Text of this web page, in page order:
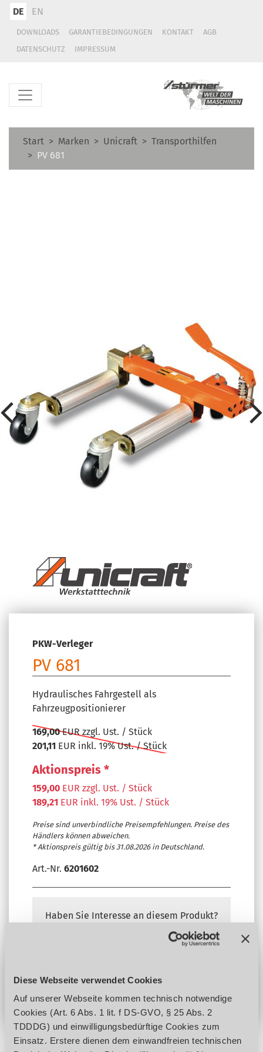
Diese Webseite verwendet Cookies
Auf unserer Webseite kommen technisch notwendige
Cookies (Art. 6 Abs. 1 lit. f DS-GVO, § 25 Abs. 2
TDDDG) und einwilligungsbedürftige Cookies zum
Einsatz. Erstere dienen dem einwandfreien technischen
DE EN
DOWNLOADS GARANTIEBEDINGUNGEN KONTAKT
AGB
DATENSCHUTZ
IMPRESSUM
Start Marken Unicraft
Transporthilfen
PV 681
PKW-Verleger
PV 681
Hydraulisches Fahrgestell als
Fahrzeugpositionierer
169,00EUR zzgl. Ust. / Stück
201,11 EUR inkl. 19% Ust. / Stück
Aktionspreis *
159,00 EUR zzgl. Ust. / Stück
189,21 EUR inkl. 19% Ust. / Stück
Preise sind unverbindliche Preisempfehlungen. Preise des
Händlers können abweichen.
* Aktionspreis gültig bis 31.08.2026 in Deutschland.
Art.-Nr. 6201602
Haben Sie Interesse an diesem Produkt?